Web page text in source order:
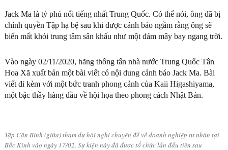
Jack Ma là tỷ phú nổi tiếng nhất Trung Quốc. Có thể nói, ông đã bị
chính quyền Tập hạ bệ sau khi được cảnh báo ngầm rằng ông sẽ
biến mất khỏi trung tâm sân khấu như một đám mây bay ngang trời.
Vào ngày 02/11/2020, hãng thông tấn nhà nước Trung Quốc Tân
Hoa Xã xuất bản một bài viết có nội dung cảnh báo Jack Ma. Bài
viết đi kèm với một bức tranh phong cảnh của Kaii Higashiyama,
một bậc thầy hàng đầu về hội họa theo phong cách Nhật Bản.
Tập Cận Bình (giữa) tham dự hội nghị chuyên đề về doanh nghiệp tư nhân tại
Bắc Kinh vào ngày 17/02. Sự kiện này đã được tổ chức lần đầu tiên sau